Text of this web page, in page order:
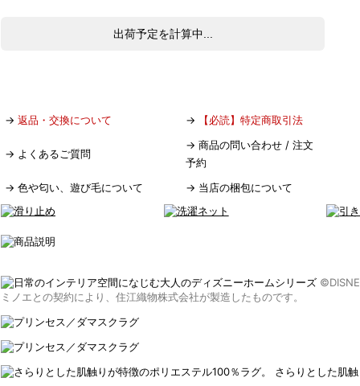
出荷予定を計算中...
→ 返品・交換について → 【必読】特定商取引法
→ よくあるご質問
→ 商品の問い合わせ / 注文
予約
→ 色や匂い、遊び毛について → 当店の梱包について
ミノエとの契約により、住江織物株式会社が製造したものです。
さらりとした肌